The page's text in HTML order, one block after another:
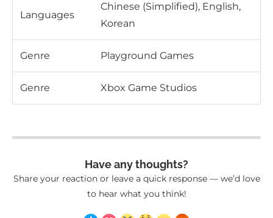
Languages
Chinese (Simplified), English,
Korean
Genre Playground Games
Genre Xbox Game Studios
Have any thoughts?
Share your reaction or leave a quick response — we’d love
to hear what you think!